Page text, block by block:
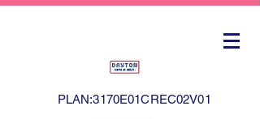
PLAN:3170E01CREC02V01